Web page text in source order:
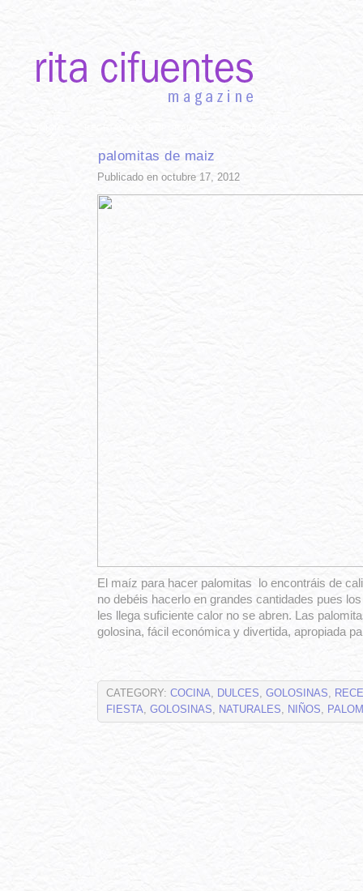
palomitas de maiz
Publicado en octubre 17, 2012
El maíz para hacer palomitas lo encontráis de
no debéis hacerlo en grandes cantidades pues
les llega suficiente calor no se abren. Las
golosina, fácil económica y divertida, apropiada
CATEGORY: COCINA, DULCES, GOLOSINAS,
FIESTA, GOLOSINAS, NATURALES, NIÑOS,